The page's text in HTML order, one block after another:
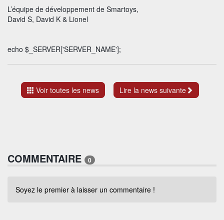
L’équipe de développement de Smartoys,
David S, David K & Lionel
echo $_SERVER['SERVER_NAME'];
Voir toutes les news Lire la news suivante
COMMENTAIRE 0
Soyez le premier à laisser un commentaire !